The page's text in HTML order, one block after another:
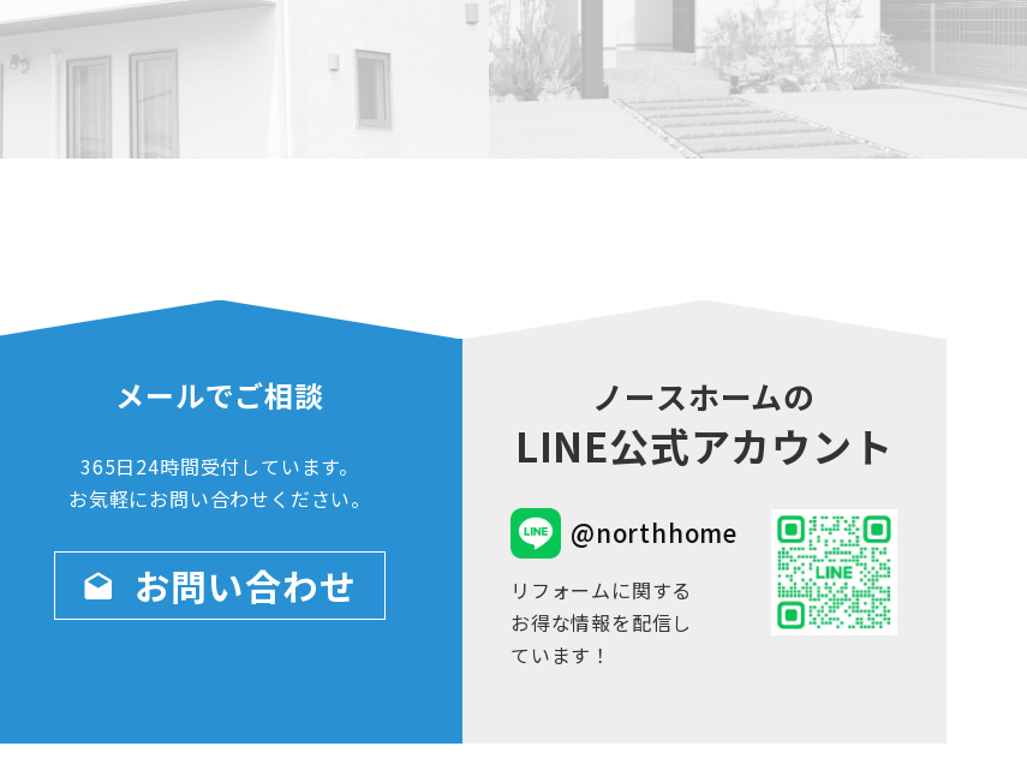
メールでご相談
365日24時間受付しています。
お気軽にお問い合わせ ください。
お問い合わせ
ノースホームの
LINE公式アカウント
@northhome
リフォームに関する
お得な情報を配信し
ています！